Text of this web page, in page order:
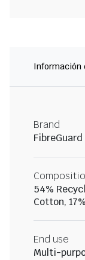
Información
Brand
FibreGuard
54%
Cotton,
End use
Multi-